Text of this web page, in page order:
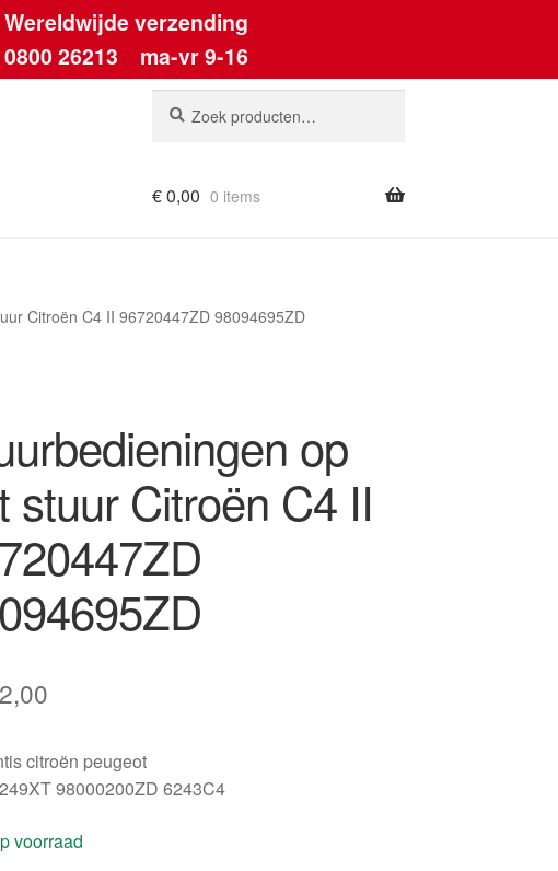
Wereldwijde verzending
0800 26213 ma-vr 9-16
naar:
€0,00 0 items
Citroën C4 II 96720447ZD 98094695ZD
op
stuur Citroën C4 II
citroën peugeot
98000200ZD 6243C4
voorraad